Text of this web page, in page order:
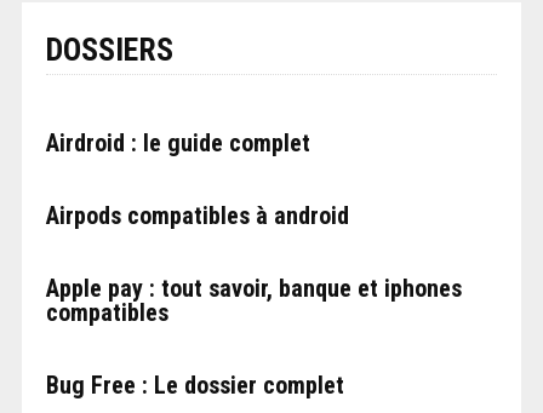
DOSSIERS
Airdroid : le guide complet
Airpods compatibles à android
Apple pay : tout savoir, banque et iphones
compatibles
Bug Free : Le dossier complet